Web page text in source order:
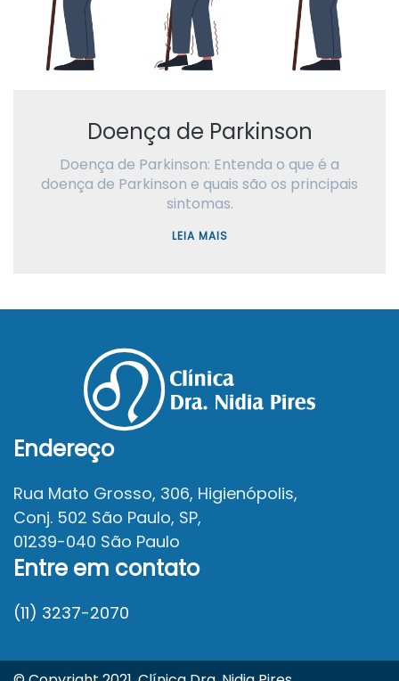
Doença de Parkinson
Doença de Parkinson: Entenda o que é a
doença de Parkinson e quais são os principais
sintomas.
LEIA MAIS
Endereço
Rua Mato Grosso, 306, Higienópolis,
Conj. 502 São Paulo, SP,
01239-040 São Paulo
Entre em contato
(11) 3237-2070